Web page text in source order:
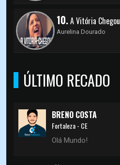
10.A Vitória Chegou
Aurelina Dourado
ÚLTIMO RECADO
BRENO COSTA
Fortaleza - CE
Olá Mundo!